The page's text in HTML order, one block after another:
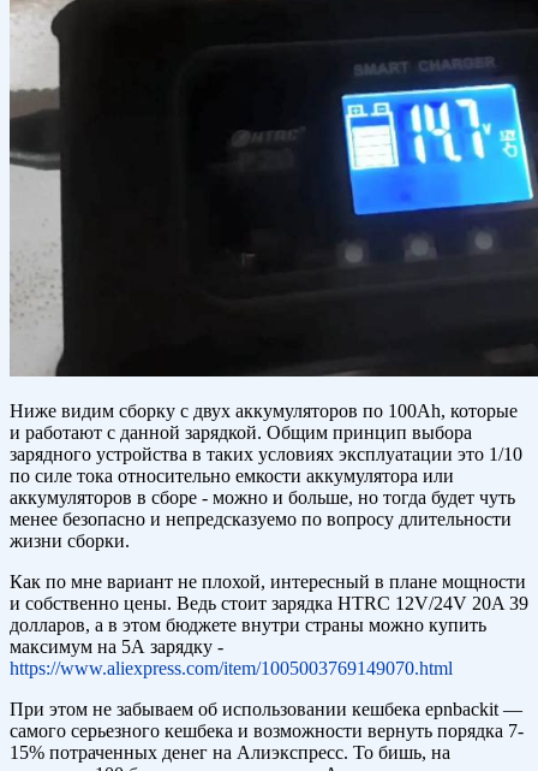
Ниже видим сборку с двух аккумуляторов по 100Ah, которые
и работают с данной зарядкой. Общим принцип выбора
зарядного устройства в таких условиях эксплуатации это 1/10
по силе тока относительно емкости аккумулятора или
аккумуляторов в сборе - можно и больше, но тогда будет чуть
менее безопасно и непредсказуемо по вопросу длительности
жизни сборки.
Как по мне вариант не плохой, интересный в плане мощности
и собственно цены. Ведь стоит зарядка HTRC 12V/24V 20A 39
долларов, а в этом бюджете внутри страны можно купить
максимум на 5А зарядку -
https://www.aliexpress.com/item/1005003769149070.html
При этом не забываем об использовании кешбека epnbackit —
самого серьезного кешбека и возможности вернуть порядка 7-
15% потраченных денег на Алиэкспресс. То бишь, на